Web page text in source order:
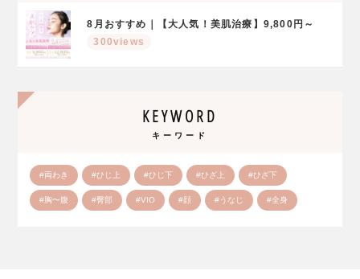
8月おすすめ｜【大人気！美肌治療】9,800円～
300views
KEYWORD
キーワード
#両わき #ひじ上 #ひじ下 #ひざ上 #ひざ下
#胸〜腹 #臀部 #VIO #顔 #うなじ #全身